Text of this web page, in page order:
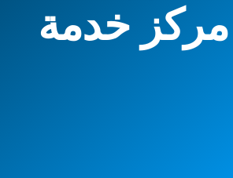
مركز خدمة